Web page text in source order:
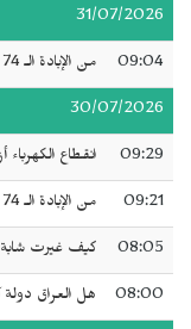
31/07/2026
09:04 من الإبادة الـ 74 إلى رحلة البحث عن الهوية والعدالة (6)
30/07/2026
09:29 انقطاع الكهرباء
09:21 من الإبادة الـ 74 إلى رحلة البحث عن الهوية والعدالة (5)
08:05 كيف غيرت شابة
08:00 هل العراق